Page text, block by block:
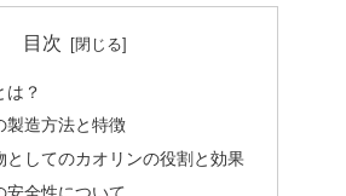
目次
は？
製造方法と特徴
としてのカオリンの役割と効果